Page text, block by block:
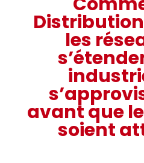
les
avant que
soient